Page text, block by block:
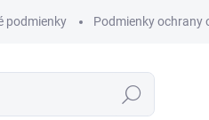
podmienky Podmienky ochrany
Hľadať